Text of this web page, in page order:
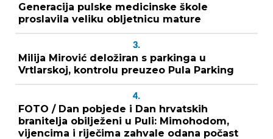
Generacija pulske medicinske škole
proslavila veliku obljetnicu mature
3.
Milija Mirović deložiran s parkinga u
Vrtlarskoj, kontrolu preuzeo Pula Parking
4.
FOTO / Dan pobjede i Dan hrvatskih
branitelja obilježeni u Puli: Mimohodom,
vijencima i riječima zahvale odana počast